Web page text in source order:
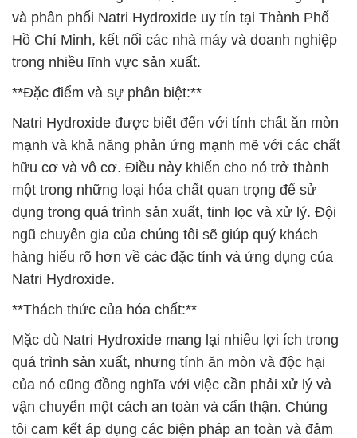
và phân phối Natri Hydroxide uy tín tại Thành Phố
Hồ Chí Minh, kết nối các nhà máy và doanh nghiệp
trong nhiều lĩnh vực sản xuất.
**Đặc điểm và sự phân biệt:**
Natri Hydroxide được biết đến với tính chất ăn mòn
mạnh và khả năng phản ứng mạnh mẽ với các chất
hữu cơ và vô cơ. Điều này khiến cho nó trở thành
một trong những loại hóa chất quan trọng để sử
dụng trong quá trình sản xuất, tinh lọc và xử lý. Đội
ngũ chuyên gia của chúng tôi sẽ giúp quý khách
hàng hiểu rõ hơn về các đặc tính và ứng dụng của
Natri Hydroxide.
**Thách thức của hóa chất:**
Mặc dù Natri Hydroxide mang lại nhiều lợi ích trong
quá trình sản xuất, nhưng tính ăn mòn và độc hại
của nó cũng đồng nghĩa với việc cần phải xử lý và
vận chuyển một cách an toàn và cẩn thận. Chúng
tôi cam kết áp dụng các biện pháp an toàn và đảm